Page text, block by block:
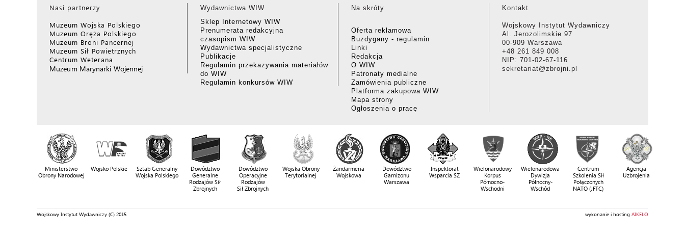
Nasi partnerzy
Muzeum Wojska Polskiego
Muzeum Oręża Polskiego
Muzeum Broni Pancernej
Muzeum Sił Powietrznych
Centrum Weterana
Muzeum Marynarki Wojennej
Wydawnictwa WIW
Sklep Internetowy WIW
Prenumerata redakcyjna
czasopism WIW
Wydawnictwa specjalistyczne
Publikacje
Regulamin przekazywania materiałów
do WIW
Regulamin konkursów WIW
Na skróty
Oferta reklamowa
Buzdygany - regulamin
Linki
Redakcja
O WIW
Patronaty medialne
Zamówienia publiczne
Platforma zakupowa WIW
Mapa strony
Ogłoszenia o pracę
Kontakt
Wojskowy Instytut Wydawniczy
Al. Jerozolimskie 97
00-909 Warszawa
+48 261 849 008
NIP: 701-02-67-116
sekretariat@zbrojni.pl
Ministerstwo
Obrony Narodowej
Wojsko Polskie
Sztab Generalny
Wojska Polskiego
Dowództwo
Generalne
Rodzajów Sił
Zbrojnych
Dowództwo
Operacyjne
Rodzajów
Sił Zbrojnych
Wojska Obrony
Terytorialnej
Żandarmeria
Wojskowa
Dowództwo
Garnizonu
Warszawa
Inspektorat
Wsparcia SZ
Wielonarodowy
Korpus
Północno-
Wschodni
Wielonarodowa
Dywizja
Północny-
Wschód
Centrum
Szkolenia Sił
Połączonych
NATO (JFTC)
Agencja
Uzbrojenia
Wojskowy Instytut Wydawniczy (C) 2015 wykonanie i hosting AIKELO